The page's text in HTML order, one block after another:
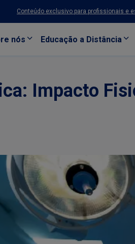
Conteúdo exclusivo para profissionais e
nós Educação a Distância
Impacto